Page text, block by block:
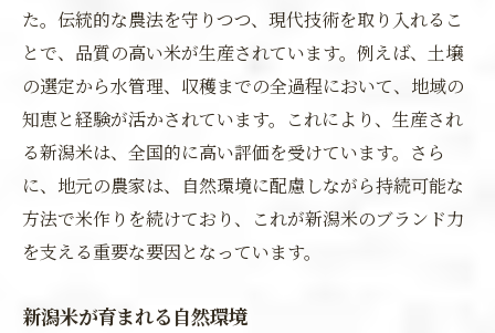
た。伝統的な農法を守りつつ、現代技術を取り入れるこ
とで、品質の高い米が生産されています。例えば、土壌
の選定から水管理、収穫までの全過程において、地域の
知恵と経験が活かされています。これにより、生産され
る新潟米は、全国的に高い評価を受けています。さら
に、地元の農家は、自然環境に配慮しながら持続可能な
方法で米作りを続けており、これが新潟米のブランド力
を支える重要な要因となっています。
新潟米が育まれる自然環境